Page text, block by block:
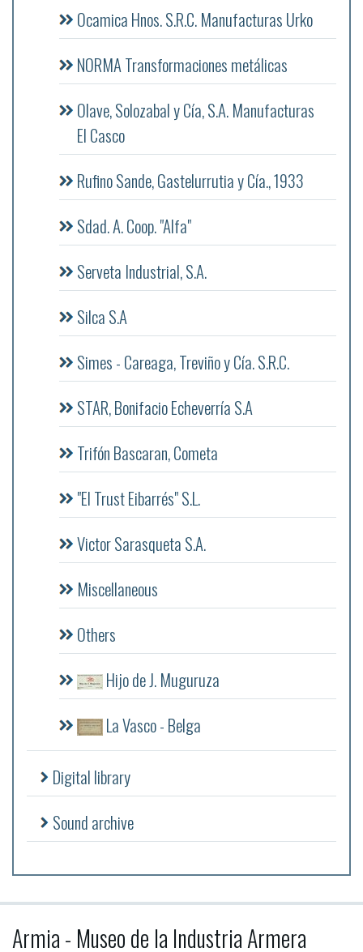
Ocamica Hnos. S.R.C. Manufacturas Urko
NORMA Transformaciones metálicas
Olave, Solozabal y Cía, S.A. Manufacturas
El Casco
Rufino Sande, Gastelurrutia y Cía., 1933
Sdad. A. Coop. "Alfa"
Serveta Industrial, S.A.
Silca S.A
Simes - Careaga, Treviño y Cía. S.R.C.
STAR, Bonifacio Echeverría S.A
Trifón Bascaran, Cometa
"El Trust Eibarrés" S.L.
Victor Sarasqueta S.A.
Miscellaneous
Others
Hijo de J. Muguruza
La Vasco - Belga
Digital library
Sound archive
Armia - Museo de la Industria Armera